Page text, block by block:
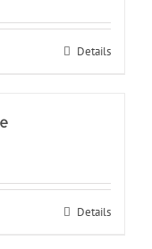
Details
Details